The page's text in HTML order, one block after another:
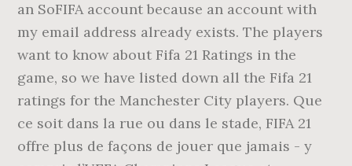
an SoFIFA account because an account with
my email address already exists. The players
want to know about Fifa 21 Ratings in the
game, so we have listed down all the Fifa 21
ratings for the Manchester City players. Que
ce soit dans la rue ou dans le stade, FIFA 21
offre plus de façons de jouer que jamais - y